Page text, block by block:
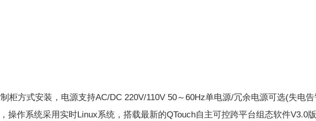
柜方式安装，电源支持AC/DC 220V/110V 50～60Hz单电源/冗余电源可选(失电
操作系统采用实时Linux系统，搭载最新的QTouch自主可控跨平台组态软件V3.0